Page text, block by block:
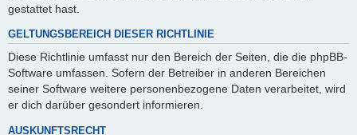
gestattet hast.
GELTUNGSBEREICH DIESER RICHTLINIE
Diese Richtlinie umfasst nur den Bereich der Seiten, die die phpBB-
Software umfassen. Sofern der Betreiber in anderen Bereichen
seiner Software weitere personenbezogene Daten verarbeitet, wird
er dich darüber gesondert informieren.
AUSKUNFTSRECHT